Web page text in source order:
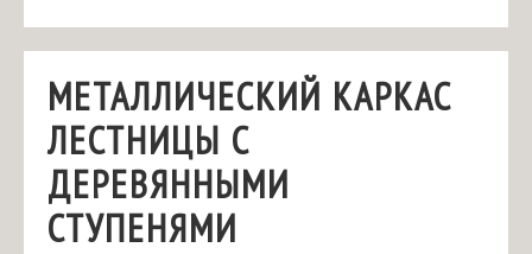
МЕТАЛЛИЧЕСКИЙ КАРКАС
ЛЕСТНИЦЫ С
ДЕРЕВЯННЫМИ
СТУПЕНЯМИ